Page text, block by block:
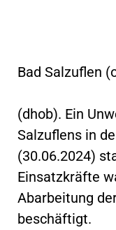
Bad Salzuflen
(dhob). Ein
Salzuflens in
(30.06.2024)
Einsatzkräfte
Abarbeitung
beschäftigt.